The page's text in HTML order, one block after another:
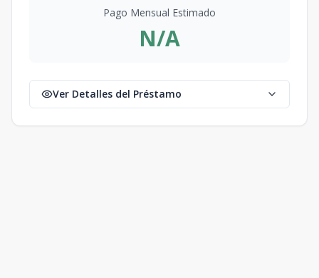
Pago Mensual Estimado
N/A
Ver Detalles del Préstamo